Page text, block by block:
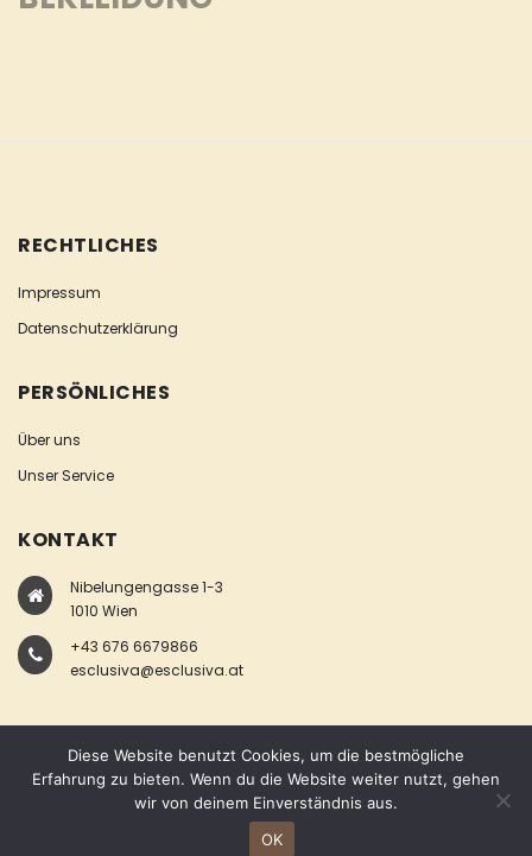
RECHTLICHES
Impressum
Datenschutzerklärung
PERSÖNLICHES
Über uns
Unser Service
KONTAKT
Nibelungengasse 1-3
1010 Wien
+43 676 6679866
esclusiva@esclusiva.at
COPYRIGHT © ESCLUSIVA
Diese Website benutzt Cookies, um die bestmögliche
Erfahrung zu bieten. Wenn du die Website weiter nutzt, gehen
wir von deinem Einverständnis aus.
OK